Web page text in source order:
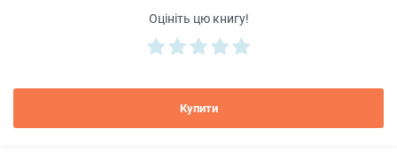
Оцініть цю книгу!
Купити